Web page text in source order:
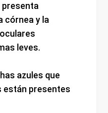
presenta
córnea y la
leves.
azules que
están presentes